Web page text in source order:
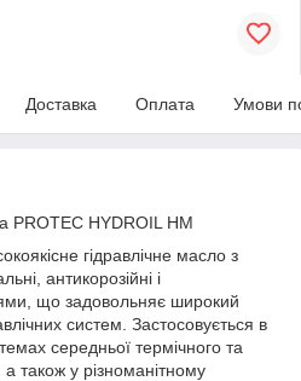
Доставка Оплата Умови
PROTEC HYDROIL HM
гідравлічне масло з
антикорозійні і
що задовольняє широкий
систем. Застосовується в
середньої термічного та
також у різноманітному